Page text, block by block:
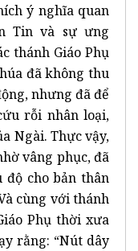
ý nghĩa quan
Tin và sự ưng
thánh Giáo Phụ
đã không thu
nhưng đã để
rỗi nhân loại,
Ngài. Thực vậy,
vâng phục, đã
cho bản thân
cùng với thánh
Phụ thời xưa
rằng: “Nút dây